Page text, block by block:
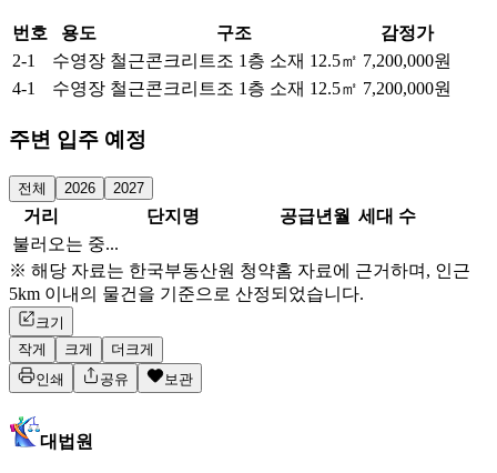
번호 용도 구조
감정가
2-1
수영장 철근콘크리트조 1층 소재 12.5㎡ 7,200,000원
4-1
수영장 철근콘크리트조 1층 소재 12.5㎡ 7,200,000원
주변 입주 예정
전체 2026 2027
거리 단지명 공급년월 세대 수
불러오는 중...
※ 해당 자료는 한국부동산원 청약홈 자료에 근거하며, 인근
5km 이내의 물건을 기준으로 산정되었습니다.
크기
작게
크게
더크게
인쇄
공유 보관
대법원